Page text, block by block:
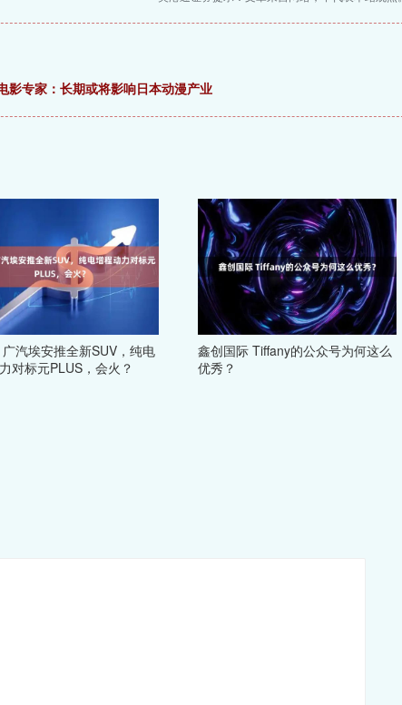
影专家：长期或将影响日本动漫产业
汽埃安推全新SUV，纯电
对标元PLUS，会火？
鑫创国际 Tiffany的公众号为何这么
优秀？